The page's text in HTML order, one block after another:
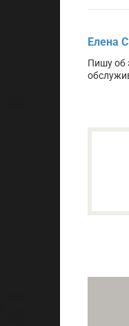
Елена
Пишу об